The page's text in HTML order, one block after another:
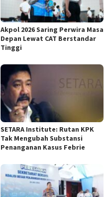
Akpol 2026 Saring Perwira Masa
Depan Lewat CAT Berstandar
Tinggi
SETARA Institute: Rutan KPK
Tak Mengubah Substansi
Penanganan Kasus Febrie